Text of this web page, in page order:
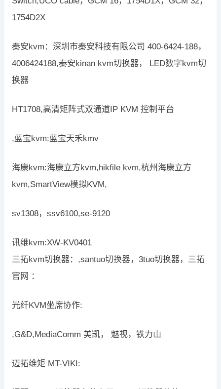
1754D2X
秦安kvm：深圳市秦安科技有限公司 400-6424-188，
4006424188,秦安kinan kvm切换器， LED数字kvm切
换器
HT1708,高清矩阵式双通道IP KVM 控制平台
,蓝宝kvm:蓝宝天禾kmv
海康kvm:海康立方kvm,hikfile kvm,杭州海康立方
kvm,SmartView模拟KVM,
sv1308，ssv6100,se-9120
讯维kvm:XW-KV0401
三拓kvm切换器：,santuo切换器，3tuo切换器，三拓
官网 ：
光纤KVM坐席协作:
,G&D,MediaComm 美凯， 魅视，铁力山
迈拓维矩 MT-VIKI: